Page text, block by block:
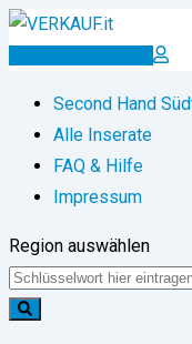
Zum
Inserat erstellen
Second Hand
Alle Inserate
FAQ & Hilfe
Impressum
Region auswählen